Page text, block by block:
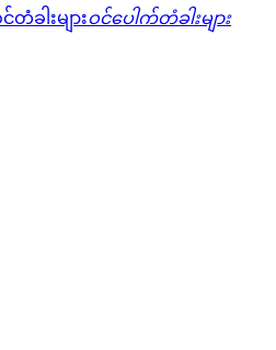
ဝင်ပေါက်တံခါးများ